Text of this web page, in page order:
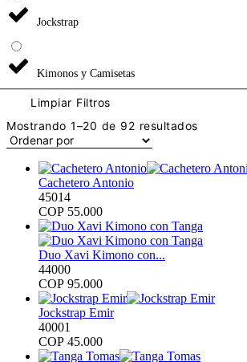
Jockstrap
Kimonos y Camisetas
Limpiar Filtros
Mostrando 1–20 de 92 resultadosOrdenado
últimos
Cachetero Antonio
45014
COP 55.000
Duo Xavi Kimono con...
44000
COP 95.000
Jockstrap Emir
40001
COP 45.000